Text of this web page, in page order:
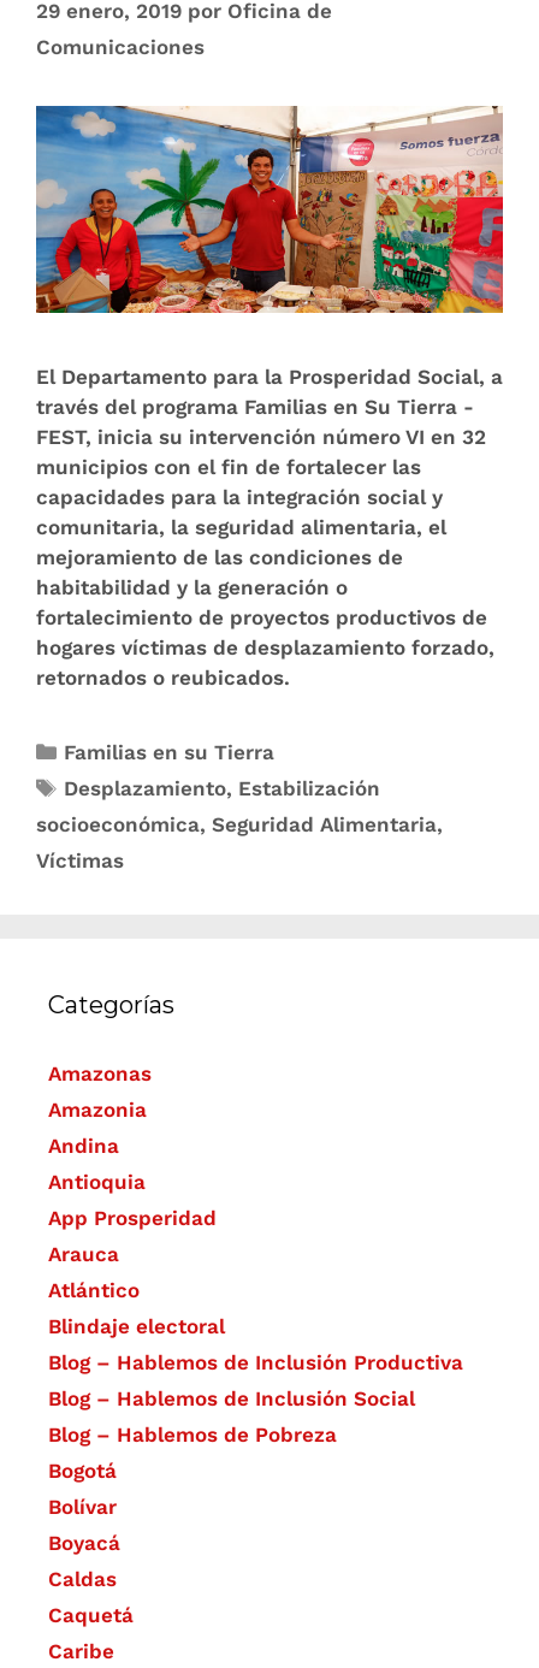
29 enero, 2019 por Oficina de
Comunicaciones
El Departamento para la Prosperidad Social, a
través del programa Familias en Su Tierra -
FEST, inicia su intervención número VI en 32
municipios con el fin de fortalecer las
capacidades para la integración social y
comunitaria, la seguridad alimentaria, el
mejoramiento de las condiciones de
habitabilidad y la generación o
fortalecimiento de proyectos productivos de
hogares víctimas de desplazamiento forzado,
retornados o reubicados.
Familias en su Tierra
Desplazamiento, Estabilización
socioeconómica, Seguridad Alimentaria,
Víctimas
Categorías
Amazonas
Amazonia
Andina
Antioquia
App Prosperidad
Arauca
Atlántico
Blindaje electoral
Blog – Hablemos de Inclusión Productiva
Blog – Hablemos de Inclusión Social
Blog – Hablemos de Pobreza
Bogotá
Bolívar
Boyacá
Caldas
Caquetá
Caribe